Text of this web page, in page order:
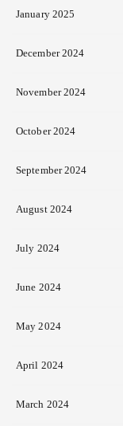
January 2025
December 2024
November 2024
October 2024
September 2024
August 2024
July 2024
June 2024
May 2024
April 2024
March 2024